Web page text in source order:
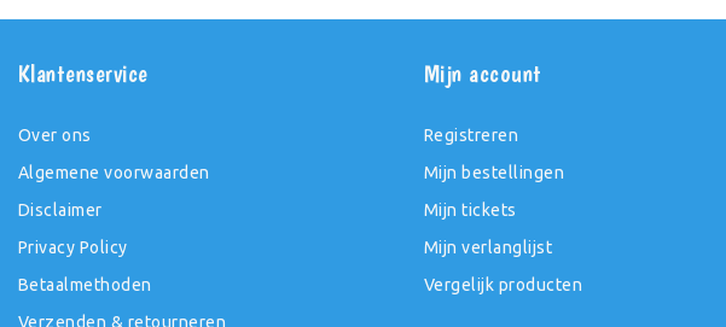
Klantenservice
Over ons
Algemene voorwaarden
Disclaimer
Privacy Policy
Betaalmethoden
Verzenden & retourneren
Mijn account
Registreren
Mijn bestellingen
Mijn tickets
Mijn verlanglijst
Vergelijk producten